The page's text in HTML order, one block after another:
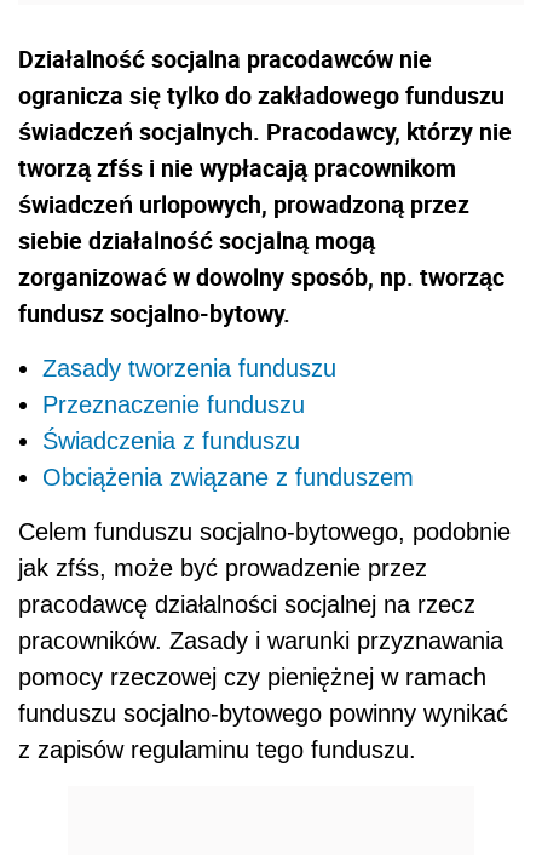
Działalność socjalna pracodawców nie
ogranicza się tylko do zakładowego funduszu
świadczeń socjalnych. Pracodawcy, którzy nie
tworzą zfśs i nie wypłacają pracownikom
świadczeń urlopowych, prowadzoną przez
siebie działalność socjalną mogą
zorganizować w dowolny sposób, np. tworząc
fundusz socjalno-bytowy.
Zasady tworzenia funduszu
Przeznaczenie funduszu
Świadczenia z funduszu
Obciążenia związane z funduszem
Celem funduszu socjalno-bytowego, podobnie
jak zfśs, może być prowadzenie przez
pracodawcę działalności socjalnej na rzecz
pracowników. Zasady i warunki przyznawania
pomocy rzeczowej czy pieniężnej w ramach
funduszu socjalno-bytowego powinny wynikać
z zapisów regulaminu tego funduszu.